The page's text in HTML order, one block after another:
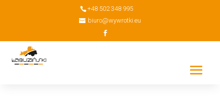
+48 502 348 995
biuro@wywrotki.eu